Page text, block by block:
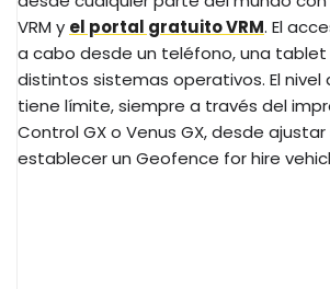
VRM y el portal gratuito VRM. El
a cabo desde un teléfono, una tablet
distintos sistemas operativos. El nivel
tiene límite, siempre a través del
Control GX o Venus GX, desde ajustar
establecer un Geofence for hire